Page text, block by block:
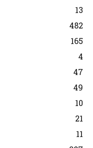
13
482
165
4
47
49
10
21
11